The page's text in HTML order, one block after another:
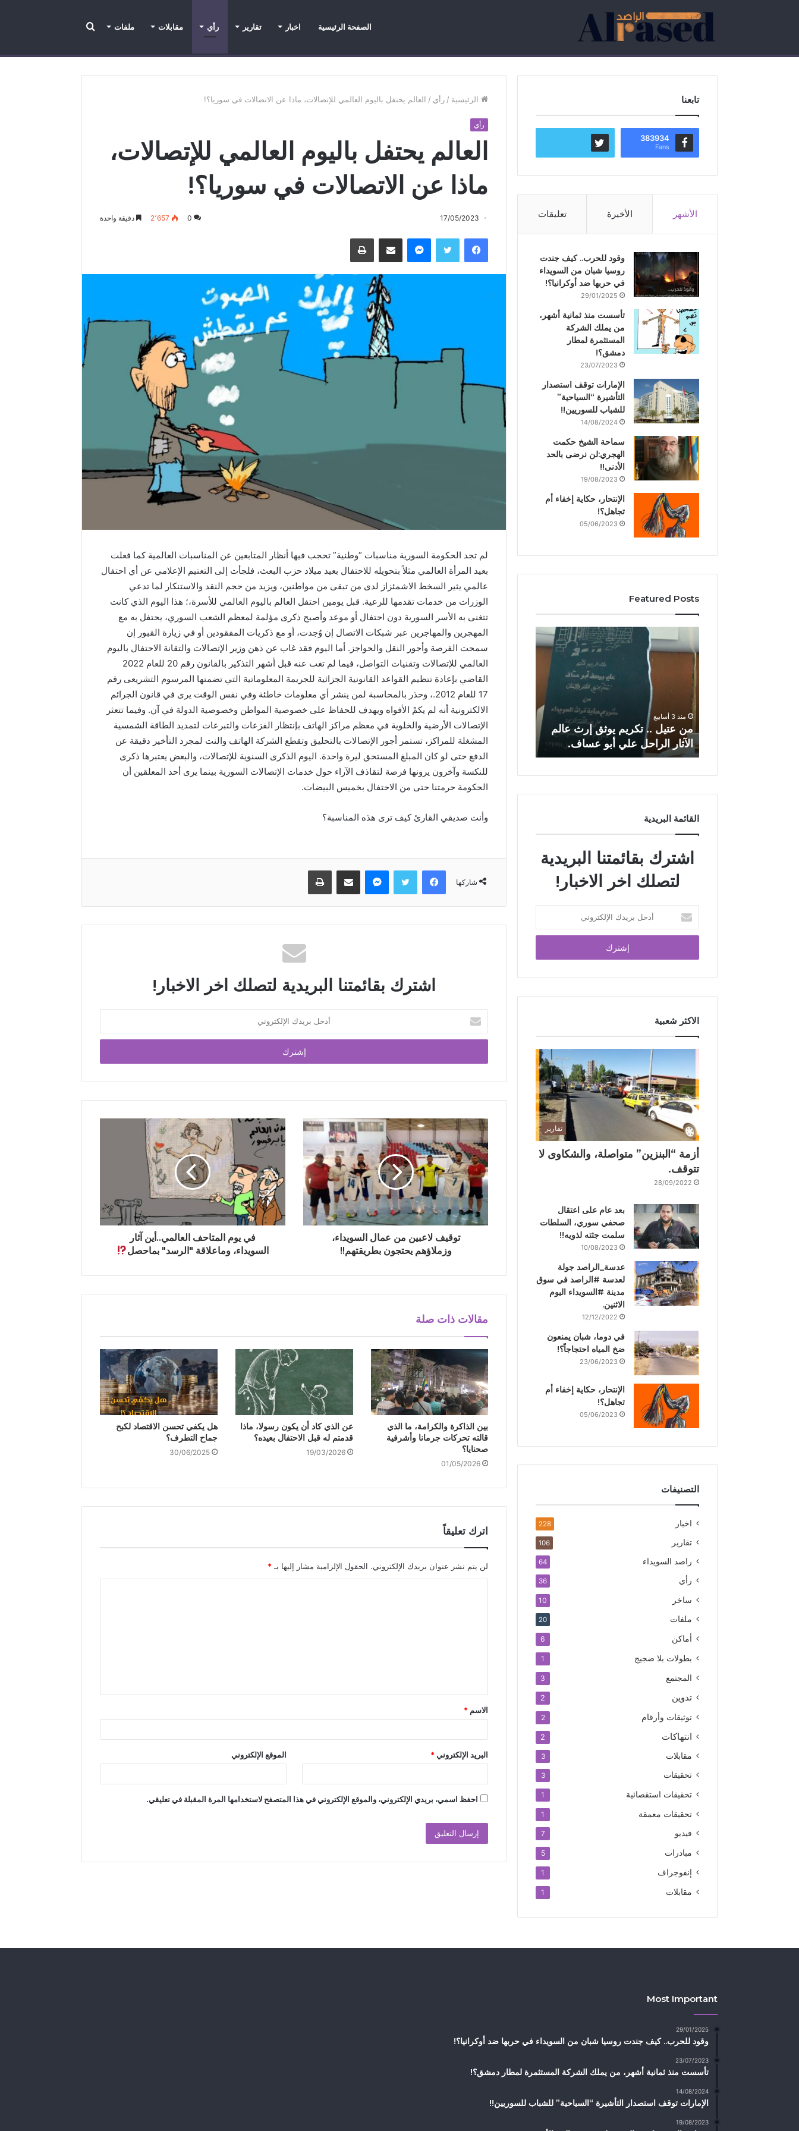
الصفحة الرئيسية اخبار تقارير رأي مقابلات
ملفات
الرئيسية / رأي / العالم يحتفل باليوم العالمي للإتصالات، ماذا عن الاتصالات في سوريا؟!
رأي
العالم يحتفل باليوم العالمي للإتصالات،
ماذا عن الاتصالات في سوريا؟!
17/05/2023
0 2٬657 دقيقة واحدة
لم تجد الحكومة السورية مناسبات “وطنية” تحجب فيها أنظار المتابعين عن المناسبات العالمية كما فعلت
بعيد المرأة العالمي مثلاً بتحويله للاحتفال بعيد ميلاد حزب البعث، فلجأت إلى التعتيم الإعلامي عن أي احتفال
عالمي يثير السخط الاشمئزاز لدى من تبقى من مواطنين، ويزيد من حجم النقد والاستنكار لما تدعي
الوزرات من خدمات تقدمها للرعية. قبل يومين احتفل العالم باليوم العالمي للأسرة،؛ هذا اليوم الذي كانت
تتغنى به الأسر السورية دون احتفال أو موعد وأصبح ذكرى مؤلمة لمعظم الشعب السوري، يحتفل به مع
المهجرين والمهاجرين عبر شبكات الاتصال إن وُجدت، أو مع ذكريات المفقودين أو في زيارة القبور إن
سمحت الفرصة وأجور النقل والحواجز. أما اليوم فقد غاب عن ذهن وزير الإتصالات والتقانة الاحتفال باليوم
العالمي للإتصالات وتقنيات التواصل، فيما لم تغب عنه قبل أشهر التذكير بالقانون رقم 20 للعام 2022
القاضي بإعادة تنظيم القواعد القانونية الجزائية للجريمة المعلوماتية التي تضمنها المرسوم التشريعى رقم
17 للعام 2012.، وحذر بالمحاسبة لمن ينشر أي معلومات خاطئة وفي نفس الوقت يرى في قانون الجرائم
الالكترونية أنه لم يكمْ الأفواه ويهدف للحفاظ على خصوصية المواطن وخصوصية الدولة في آن. وفيما تتعثر
الإتصالات الأرضية والخلوية في معظم مراكز الهاتف بإنتظار الفزعات والتبرعات لتمديد الطاقة الشمسية
المشغلة للمراكز، تستمر أجور الإتصالات بالتحليق وتقطع الشركة الهاتف والنت لمجرد التأخير دقيقة عن
الدفع حتى لو كان المبلغ المستحق ليرة واحدة. اليوم الذكرى السنوية للإتصالات، والبعض يعتبرها ذكرى
للنكسة وآخرون يرونها فرصة لتقاذف الآراء حول خدمات الإتصالات السورية بينما يرى أحد المعلقين أن
الحكومة حرمتنا حتى من الاحتفال بخميس البيضات.
وأنت صديقي القارئ كيف ترى هذه المناسبة؟
شاركها
اشترك بقائمتنا البريدية لتصلك اخر الاخبار!
توقيف لاعبين من عمال السويداء،
وزملاؤهم يحتجون بطريقتهم!!
في يوم المتاحف العالمي..أين آثار
السويداء، وماعلاقة "الرسد" بماحصل
مقالات ذات صلة
بين الذاكرة والكرامة، ما الذي
قالته تحركات جرمانا وأشرفية
صحنايا؟
01/05/2026
عن الذي كاد أن يكون رسولا، ماذا
قدمتم له قبل الاحتفال بعيده؟
19/03/2026
هل يكفي تحسن الاقتصاد لكبح
جماح التطرف؟
30/06/2025
اترك تعليقاً
لن يتم نشر عنوان بريدك الإلكتروني. الحقول الإلزامية مشار إليها بـ*
ق
*
الاسم *
البريد الإلكتروني* الموقع الإلكتروني
احفظ اسمي، بريدي الإلكتروني، والموقع الإلكتروني في هذا المتصفح لاستخدامها المرة المقبلة في تعليقي.
تابعنا
383934
Fans
الأشهر الأخيرة تعليقات
وقود للحرب.. كيف جندت
روسيا شبان من السويداء
في حربها ضد أوكرانيا؟!
29/01/2025
تأسست منذ ثمانية أشهر،
من يملك الشركة
المستثمرة لمطار
دمشق؟!
23/07/2023
الإمارات توقف استصدار
التأشيرة “السياحية”
للشباب للسوريين!!
14/08/2024
سماحة الشيخ حكمت
الهجري:لن نرضى بالحد
الأدنى!!
19/08/2023
الإنتحار، حكاية إخفاء أم
تجاهل؟!
05/06/2023
Featured Posts
منذ 3 أسابيع
من عتيل .. تكريم يوثق إرث عالم
الآثار الراحل علي أبو عساف.
الملاذ الرقمي…جغرافيا العتمة
واقتصاد النجاة في السويداء.
16/06/2026
السويداء على موعد مع موسم قمح
استثنائي.. أكثر من 21 ألف طن
متوقعة وتنفيذ للخطة الزراعية
يتجاوز 111%
05/05/2026
مسنّو السويداء يواجهون النزوح
والوحدة خسارة “شقاء العمر”.
القائمة البريدية
اشترك بقائمتنا البريدية
لتصلك اخر الاخبار!
الاكثر شعبية
تقارير
أزمة “البنزين” متواصلة، والشكاوى لا
تتوقف.
28/09/2022
بعد عام على اعتقال
صحفي سوري، السلطات
سلمت جثته لذويه!!
10/08/2023
عدسة_الراصد جولة
لعدسة #الراصد في سوق
مدينة #السويداء اليوم
الاثنين.
12/12/2022
في دوما، شبان يمنعون
ضخ المياه احتجاجاً؟!
23/06/2023
الإنتحار، حكاية إخفاء أم
تجاهل؟!
05/06/2023
التصنيفات
اخبار 228
تقارير 106
راصد السويداء 64
رأي 36
ساخر 10
ملفات 20
أماكن 6
بطولات بلا ضجيج 1
المجتمع 3
تدوين 2
توثيقات وأرقام 2
انتهاكات 2
مقابلات 3
تحقيقات 3
تحقيقات استقصائية 1
تحقيقات معمقة 1
فيديو 7
مبادرات 5
إنفوجراف 1
مقابلات 1
Most Important
29/01/2025
وقود للحرب.. كيف جندت روسيا شبان من السويداء في حربها ضد أوكرانيا؟!
23/07/2023
تأسست منذ ثمانية أشهر، من يملك الشركة المستثمرة لمطار دمشق؟!
14/08/2024
الإمارات توقف استصدار التأشيرة “السياحية” للشباب للسوريين!!
19/08/2023